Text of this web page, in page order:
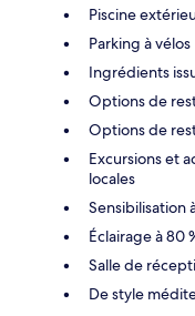
Piscine
Parking à vélos
Ingrédients
Options de
Options de
Excursions et
locales
Sensibilisation
Éclairage à 80
Salle de
De style